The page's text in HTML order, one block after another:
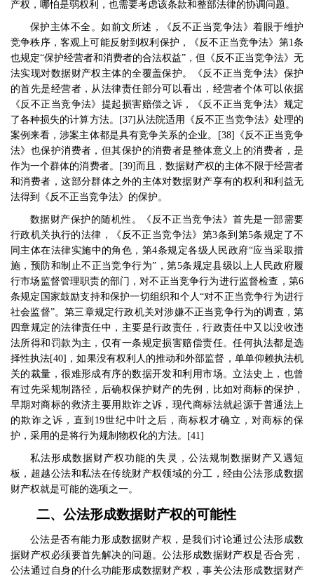
产权，哪怕是弱权利，也需要考虑该条款和整部法律的协调问题。
保护主体不全。如前文所述，《反不正当竞争法》着眼于维护
竞争秩序，客观上可能反射到权利保护，《反不正当竞争法》第1条
也规定“保护经营者和消费者的合法权益” ，但《反不正当竞争法》无
法实现对数据财产权主体的全覆盖保护。《反不正当竞争法》保护
的首先是经营者，从法律责任部分可以看出，经营者个体可以依据
《反不正当竞争法》提起损害赔偿之诉，《反不正当竞争法》规定
了各种损失的计算方法。
[37] 从法院适用《反不正当竞争法》处理的
案例来看，涉案主体都是具有竞争关系的企业。
[38] 《反不正当竞争
法》也保护消费者，但其保护的消费者是整体意义上的消费者，是
作为一个群体的消费者。
[39] 而且，数据财产权的主体不限于经营者
和消费者，这部分群体之外的主体对数据财产享有的权利和利益无
法得到《反不正当竞争法》的保护。
数据财产保护的随机性。《反不正当竞争法》首先是一部需要
行政机关执行的法律，《反不正当竞争法》第3条到第5条规定了不
同主体在法律实施中的角色，第4条规定各级人民政府“应当采取措
施，预防和制止不正当竞争行为” ，第5条规定县级以上人民政府履
行市场监督管理职责的部门，对不正当竞争行为进行监督检查，第6
条规定国家鼓励支持和保护一切组织和个人“对不正当竞争行为进行
社会监督”。第三章规定行政机关对涉嫌不正当竞争行为的调查，第
四章规定的法律责任中，主要是行政责任，行政责任中又以没收违
法所得和罚款为主，仅有一条规定损害赔偿责任。任何执法都是选
择性执法[40] ，如果没有权利人的推动和外部监督，单单仰赖执法机
关的裁量，很难形成有序的数据开发和利用市场。立法史上，也曾
有过先采规制路径，后确权保护财产的先例，比如对商标的保护，
早期对商标的救济主要用欺诈之诉，现代商标法就起源于普通法上
的欺诈之诉，直到 19世纪中叶之后，商标权才确立，对商标的保
护，采用的是将行为规制物权化的方法。
[41]
私法形成数据财产权功能的失灵，公法规制数据财产又遇短
板，超越公法和私法在传统财产权领域的分工，经由公法形成数据
财产权就是可能的选项之一。
二、公法形成数据财产权的可能性
公法是否有能力形成数据财产权，是我们讨论通过公法形成数
据财产权必须要首先解决的问题。公法形成数据财产权是否合宪，
公法通过自身的什么功能形成数据财产权，事关公法形成数据财产